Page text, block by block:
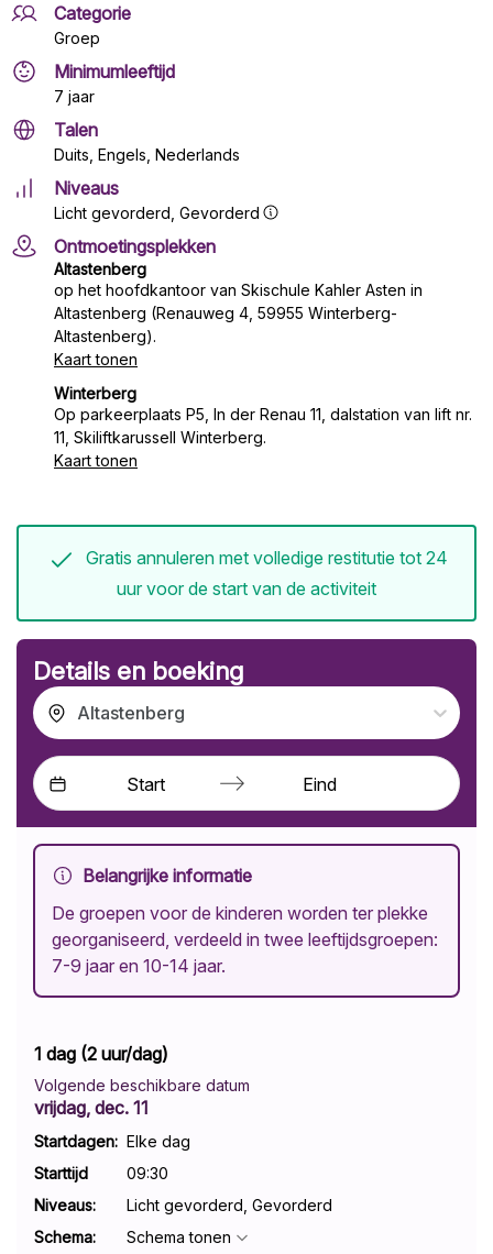
Categorie
Groep
Minimumleeftijd
7 jaar
Talen
Duits, Engels, Nederlands
Niveaus
Licht gevorderd , Gevorderd
Ontmoetingsplekken
Altastenberg
op het hoofdkantoor van Skischule Kahler Asten in
Altastenberg (Renauweg 4, 59955 Winterberg-
Altastenberg).
Kaart tonen
Winterberg
Op parkeerplaats P5, In der Renau 11, dalstation van lift nr.
11, Skiliftkarussell Winterberg.
Kaart tonen
Gratis annulerenmet volledige restitutie tot 24
uur voor de start van de activiteit
Details en boeking
Altastenberg
the
down
key
to
interact
with
calendar
and
select
a
date.
Press
the
question
the
down
key
to
with
and
the
question
Belangrijke informatie
De groepen voor de kinderen worden ter plekke
georganiseerd, verdeeld in twee leeftijdsgroepen:
7-9 jaar en 10-14 jaar.
1 dag (2 uur/dag)
Volgende beschikbare datum
vrijdag, dec. 11
Startdagen: Elke dag
Starttijd
09:30
Niveaus:
Licht gevorderd, Gevorderd
Schema: Schema tonen